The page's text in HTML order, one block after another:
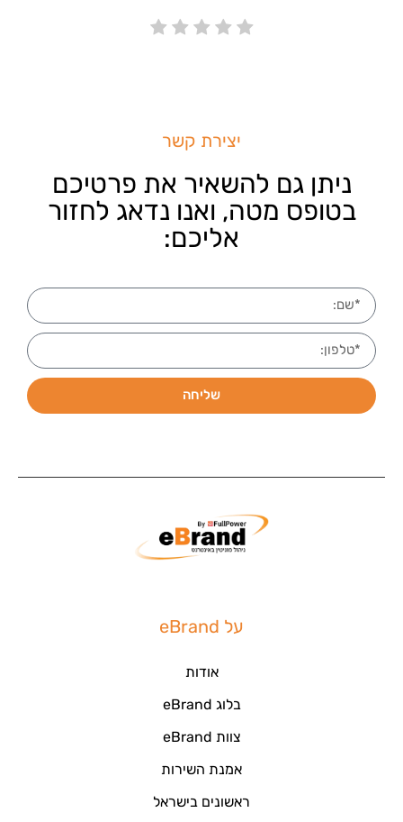
יצירת קשר
ניתן גם להשאיר את פרטיכם
בטופס מטה, ואנו נדאג לחזור
אליכם:
שליחה
על eBrand
אודות
בלוג eBrand
צוות eBrand
אמנת השירות
ראשונים בישראל